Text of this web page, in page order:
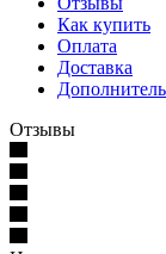
Как купить
Оплата
Доставка
Отзывы